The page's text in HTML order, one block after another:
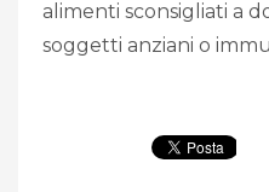
alimenti sconsigliati a
soggetti anziani o